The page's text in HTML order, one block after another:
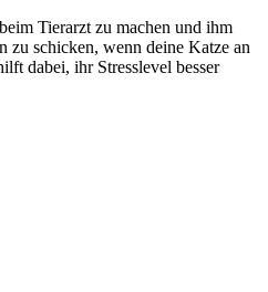
Tierarzt zu machen und ihm
zu schicken, wenn deine Katze an
dabei, ihr Stresslevel besser